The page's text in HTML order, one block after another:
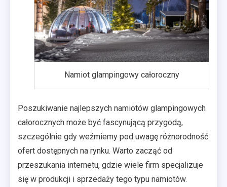
Namiot glampingowy całoroczny
Poszukiwanie najlepszych namiotów glampingowych
całorocznych może być fascynującą przygodą,
szczególnie gdy weźmiemy pod uwagę różnorodność
ofert dostępnych na rynku. Warto zacząć od
przeszukania internetu, gdzie wiele firm specjalizuje
się w produkcji i sprzedaży tego typu namiotów.